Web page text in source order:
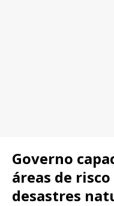
Governo
áreas de
desastres